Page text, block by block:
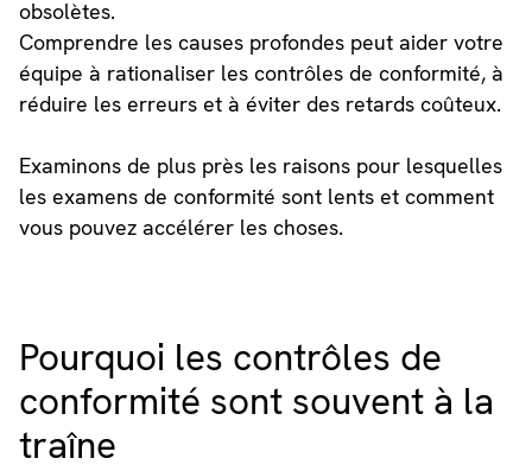
obsolètes.
Comprendre les causes profondes peut aider votre
équipe à rationaliser les contrôles de conformité, à
réduire les erreurs et à éviter des retards coûteux.
Examinons de plus près les raisons pour lesquelles
les examens de conformité sont lents et comment
vous pouvez accélérer les choses.
Pourquoi les contrôles de
conformité sont souvent à la
traîne